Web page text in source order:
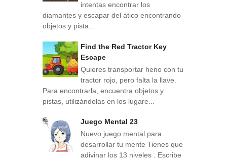
intentas encontrar los
diamantes y escapar del ático encontrando
objetos y pista...
Find the Red Tractor Key
Escape
Quieres transportar heno con tu
tractor rojo, pero falta la llave.
Para encontrarla, encuentra objetos y
pistas, utilizándolas en los lugare...
Juego Mental 23
Nuevo juego mental para
desarrollar tu mente Tienes que
adivinar los 13 niveles . Escribe